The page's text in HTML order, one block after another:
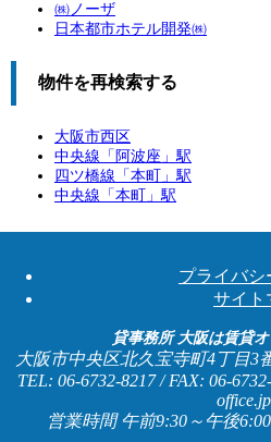
㈱ノーザ
日本都市ホテル開発㈱
物件を再検索する
大阪市西区
中央線「 阿波座 」駅
四ツ橋線「 本町
」駅
中央線「 本町 」駅
プライバシ
サイト
貸事務所 大阪は賃貸
大阪市中央区北久宝寺町4丁目3
TEL: 06-6732-8217 / FAX: 06-
office.jp
営業時間 午前9:30～午後